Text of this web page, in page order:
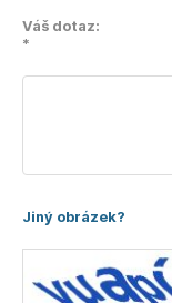
Váš dotaz:
*
Jiný obrázek?